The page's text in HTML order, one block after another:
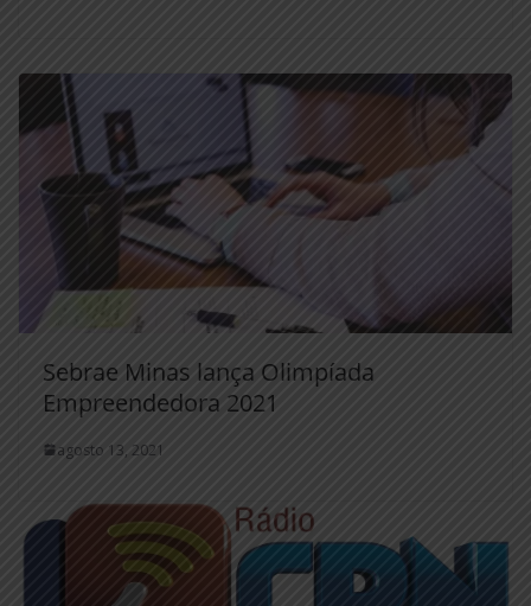
Sebrae Minas lança Olimpíada
Empreendedora 2021
agosto 13, 2021